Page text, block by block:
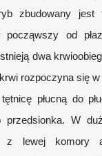
zbudowany jest
począwszy od
dwa
rozpoczyna się
płucną do
przedsionka. W
z lewej komory